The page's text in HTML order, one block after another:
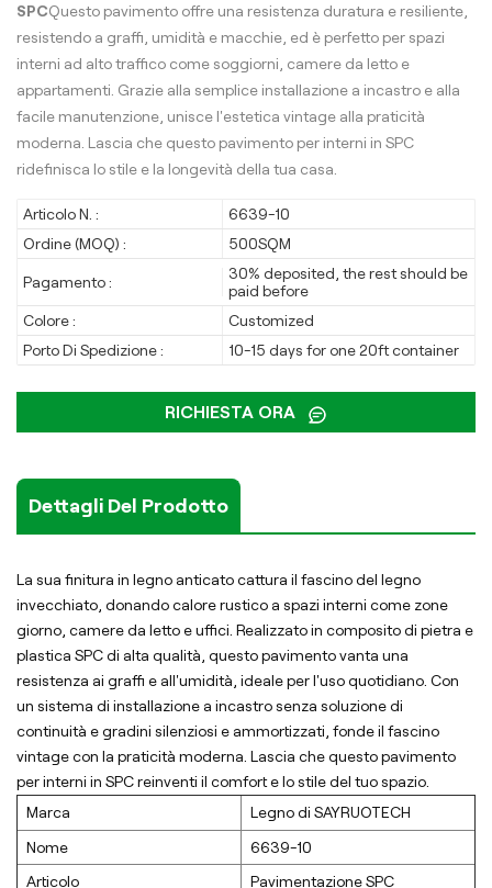
SPCQuesto pavimento offre una resistenza duratura e resiliente,
resistendo a graffi, umidità e macchie, ed è perfetto per spazi
interni ad alto traffico come soggiorni, camere da letto e
appartamenti. Grazie alla semplice installazione a incastro e alla
facile manutenzione, unisce l'estetica vintage alla praticità
moderna. Lascia che questo pavimento per interni in SPC
ridefinisca lo stile e la longevità della tua casa.
Articolo N. :
6639-10
Ordine (MOQ) :
500SQM
Pagamento :
30% deposited, the rest should be
paid before
Colore :
Customized
Porto Di Spedizione :
10-15 days for one 20ft container
RICHIESTA ORA
Dettagli Del Prodotto
La sua finitura in legno anticato cattura il fascino del legno
invecchiato, donando calore rustico a spazi interni come zone
giorno, camere da letto e uffici. Realizzato in composito di pietra e
plastica SPC di alta qualità, questo pavimento vanta una
resistenza ai graffi e all'umidità, ideale per l'uso quotidiano. Con
un sistema di installazione a incastro senza soluzione di
continuità e gradini silenziosi e ammortizzati, fonde il fascino
vintage con la praticità moderna. Lascia che questo pavimento
per interni in SPC reinventi il comfort e lo stile del tuo spazio.
Marca
Legno di SAYRUOTECH
Nome
6639-10
Articolo
Pavimentazione SPC